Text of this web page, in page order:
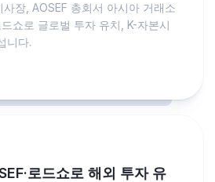
장, AOSEF 총회서 아시아 거래소
쇼로 글로벌 투자 유치, K-자본시
니다.
로드쇼로 해외 투자 유